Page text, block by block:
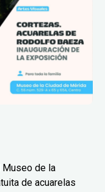
de la
de acuarelas